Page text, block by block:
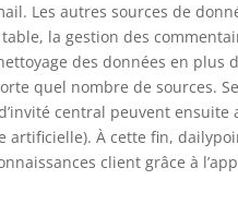
Les autres sources de
la gestion des
des données en plus
quel nombre de sources.
central peuvent ensuite
artificielle). À cette fin,
client grâce à